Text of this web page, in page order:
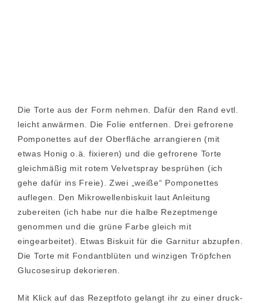
Die Torte aus der Form nehmen. Dafür den Rand evtl.
leicht anwärmen. Die Folie entfernen. Drei gefrorene
Pomponettes auf der Oberfläche arrangieren (mit
etwas Honig o.ä. fixieren) und die gefrorene Torte
gleichmäßig mit rotem Velvetspray besprühen (ich
gehe dafür ins Freie). Zwei „weiße“ Pomponettes
auflegen. Den Mikrowellenbiskuit laut Anleitung
zubereiten (ich habe nur die halbe Rezeptmenge
genommen und die grüne Farbe gleich mit
eingearbeitet). Etwas Biskuit für die Garnitur abzupfen.
Die Torte mit Fondantblüten und winzigen Tröpfchen
Glucosesirup dekorieren.
Mit Klick auf das Rezeptfoto gelangt ihr zu einer druck-